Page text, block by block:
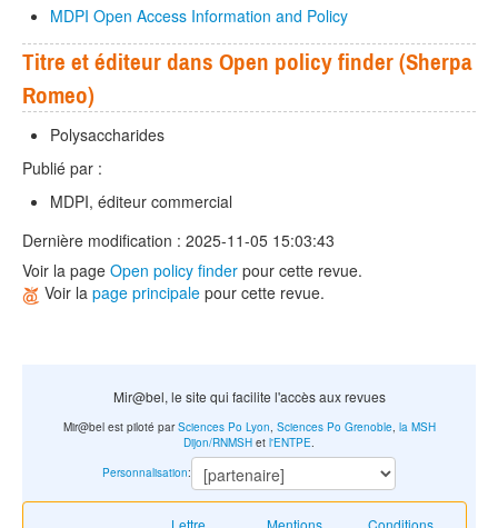
MDPI Open Access Information and Policy
Titre et éditeur dans Open policy finder (Sherpa
Romeo)
Polysaccharides
Publié par :
MDPI, éditeur commercial
Dernière modification : 2025-11-05 15:03:43
Voir la page Open policy finder pour cette revue.
Voir la page principale pour cette revue.
Mir@bel, le site qui facilite l'accès aux revues
Mir@bel est piloté parSciences Po Lyon, Sciences Po Grenoble, la MSH
Dijon/RNMSH et l'ENTPE.
Personnalisation: